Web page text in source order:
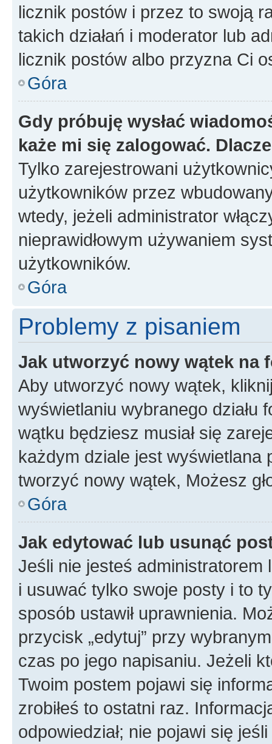
licznik postów i przez to swoją
takich działań i moderator lub
licznik postów albo przyzna Ci
Góra
Gdy próbuję wysłać
każe mi się zalogować.
Tylko zarejestrowani
użytkowników przez
wtedy, jeżeli administrator
nieprawidłowym używaniem
użytkowników.
Góra
Problemy z pisaniem
Jak utworzyć nowy wątek na
Aby utworzyć nowy wątek,
wyświetlaniu wybranego działu
wątku będziesz musiał się
każdym dziale jest wyświetlana
tworzyć nowy wątek, Możesz
Góra
Jak edytować lub usunąć
Jeśli nie jesteś
i usuwać tylko swoje posty i to
sposób ustawił uprawnienia.
przycisk „edytuj” przy
czas po jego napisaniu. Jeżeli
Twoim postem pojawi się
zrobiłeś to ostatni raz.
odpowiedział; nie pojawi się